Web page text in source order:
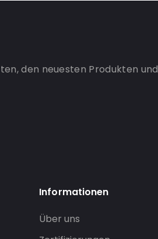
den neuesten Produkten und
Informationen
Über uns